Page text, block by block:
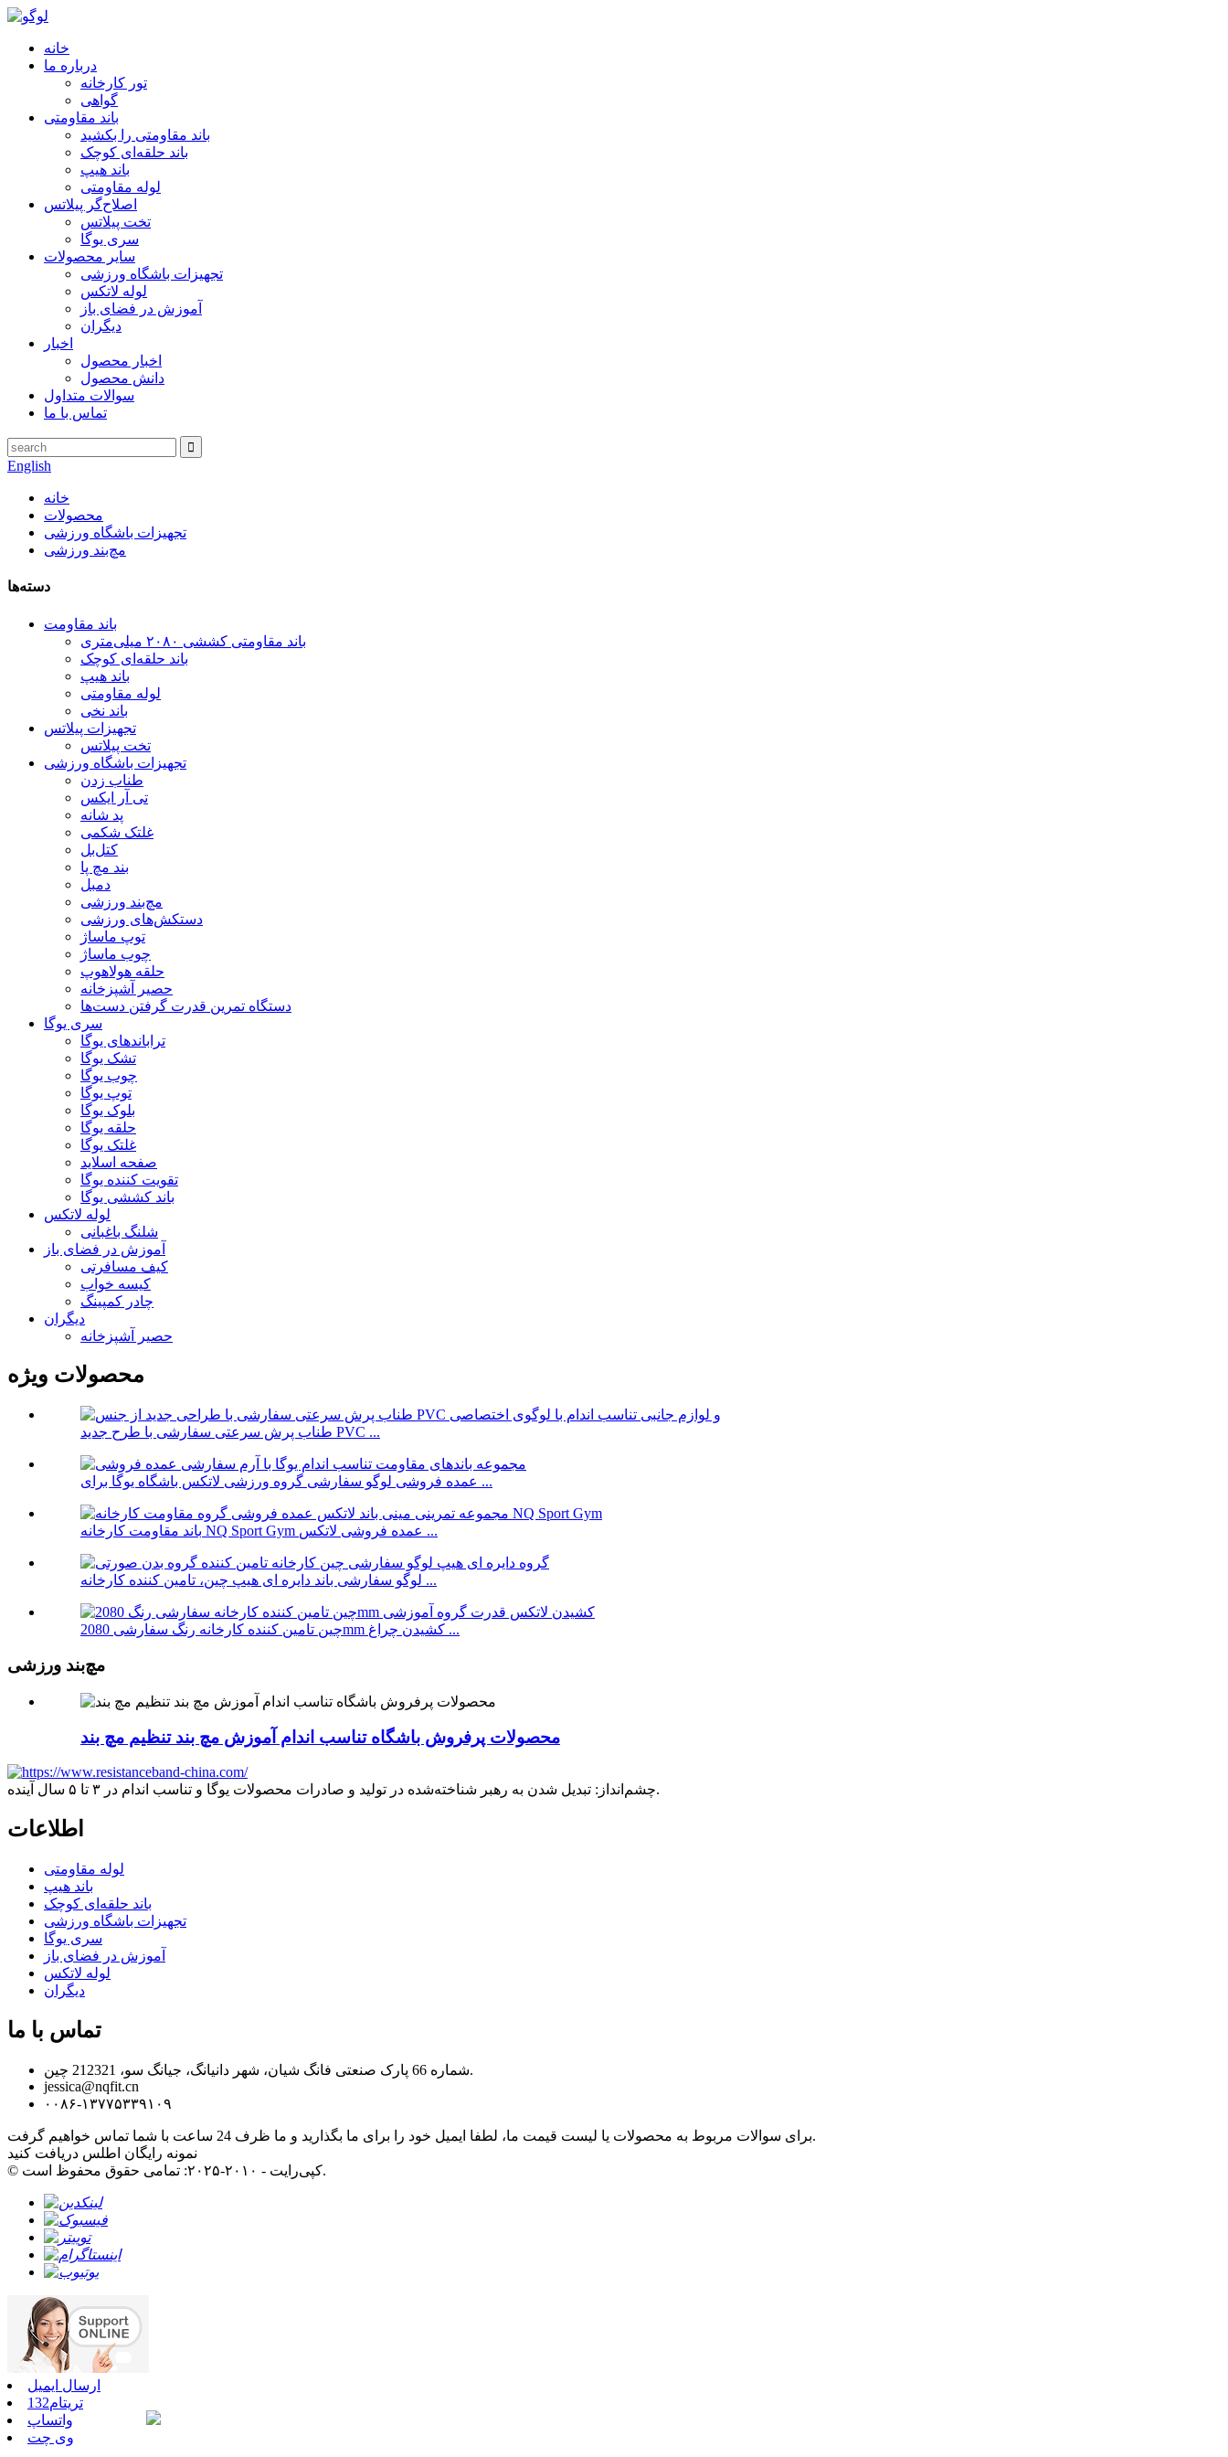
خانه
درباره ما
تور کارخانه
گواهی
باند مقاومتی
باند مقاومتی را بکشید
باند حلقه‌ای کوچک
باند هیپ
لوله مقاومتی
اصلاح‌گر پیلاتس
تخت پیلاتس
سری یوگا
سایر محصولات
تجهیزات باشگاه ورزشی
لوله لاتکس
آموزش در فضای باز
دیگران
اخبار
اخبار محصول
دانش محصول
سوالات متداول
تماس با ما
English
خانه
محصولات
تجهیزات باشگاه ورزشی
مچ‌بند ورزشی
دسته‌ها
باند مقاومت
باند مقاومتی کششی ۲۰۸۰ میلی‌متری
باند حلقه‌ای کوچک
باند هیپ
لوله مقاومتی
باند نخی
تجهیزات پیلاتس
تخت پیلاتس
تجهیزات باشگاه ورزشی
طناب زدن
تی آر ایکس
پد شانه
غلتک شکمی
کتل‌بل
بند مچ پا
دمبل
مچ‌بند ورزشی
دستکش‌های ورزشی
توپ ماساژ
چوب ماساژ
حلقه هولاهوپ
حصیر آشپزخانه
دستگاه تمرین قدرت گرفتن دست‌ها
سری یوگا
تراباندهای یوگا
تشک یوگا
چوب یوگا
توپ یوگا
بلوک یوگا
حلقه یوگا
غلتک یوگا
صفحه اسلاید
تقویت کننده یوگا
باند کششی یوگا
لوله لاتکس
شلنگ باغبانی
آموزش در فضای باز
کیف مسافرتی
کیسه خواب
چادر کمپینگ
دیگران
حصیر آشپزخانه
محصولات ویژه
طناب پرش سرعتی سفارشی با طرح جدید PVC ...
عمده فروشی لوگو سفارشی گروه ورزشی لاتکس باشگاه یوگا برای ...
باند مقاومت کارخانه NQ Sport Gym عمده فروشی لاتکس ...
لوگو سفارشی باند دایره ای هیپ چین، تامین کننده کارخانه ...
چین تامین کننده کارخانه رنگ سفارشی 2080mm کشیدن چراغ ...
مچ‌بند ورزشی
محصولات پرفروش باشگاه تناسب اندام آموزش مچ بند تنظیم مچ بند
چشم‌انداز: تبدیل شدن به رهبر شناخته‌شده در تولید و صادرات محصولات یوگا و تناسب اندام در ۳ تا ۵ سال آینده.
اطلاعات
لوله مقاومتی
باند هیپ
باند حلقه‌ای کوچک
تجهیزات باشگاه ورزشی
سری یوگا
آموزش در فضای باز
لوله لاتکس
دیگران
تماس با ما
شماره 66 پارک صنعتی فانگ شیان، شهر دانیانگ، جیانگ سو، 212321 چین.
jessica@nqfit.cn
۰۰۸۶-۱۳۷۷۵۳۳۹۱۰۹
برای سوالات مربوط به محصولات یا لیست قیمت ما، لطفا ایمیل خود را برای ما بگذارید و ما ظرف 24 ساعت با شما تماس خواهیم گرفت.
نمونه رایگان اطلس دریافت کنید
© کپی‌رایت - ۲۰۱۰-۲۰۲۵: تمامی حقوق محفوظ است.
ارسال ایمیل
تریتام132
واتساپ
وی چت